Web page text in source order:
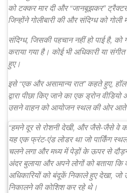
को टक्कर मार दी और “जानबूझकर”
जिन्होंने गोलीबारी की और संदिग्ध को गोली
संदिग्ध, जिसकी पहचान नहीं हो पाई है, को
कराया गया है। कोई भी अधिकारी या
हुए।
इसे “एक और असामान्य रात” कहते हुए, हॉल
द्वारा पीछा किए जाने का एक ड्रोन
उसने वाहन को आयोजन स्थल की ओर आते
“हमने दूर से रोशनी देखी, और जैसे-जैसे वे
यह एक फ्रंट-एंड लोडर था जो पार्किंग
चलने लगा और मध्य में पेड़ों के ऊपर से
अंदर बुलाया और अपने लोगों को बताया कि
अधिकारियों को बंदूकें निकाले हुए देखा,
निकालने की कोशिश कर रहे थे।